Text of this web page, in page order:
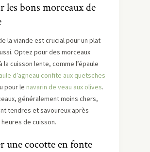
les bons morceaux de
la viande est crucial pour un plat
Optez pour des morceaux
la cuisson lente, comme l’épaule
d’agneau confite aux quetsches
pour le navarin de veau aux olives.
généralement moins chers,
tendres et savoureux après
de cuisson.
une cocotte en fonte